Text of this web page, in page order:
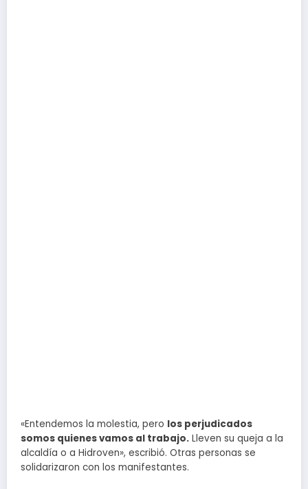
«Entendemos la molestia, pero los perjudicados
somos quienes vamos al trabajo. Lleven su queja a la
alcaldía o a Hidroven», escribió. Otras personas se
solidarizaron con los manifestantes.